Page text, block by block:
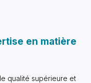
en matière
qualité supérieure et